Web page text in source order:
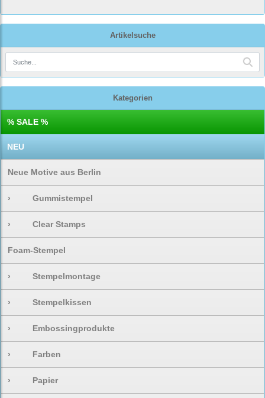
Artikelsuche
Kategorien
% SALE %
NEU
Neue Motive aus Berlin
› Gummistempel
› Clear Stamps
Foam-Stempel
› Stempelmontage
› Stempelkissen
› Embossingprodukte
› Farben
› Papier